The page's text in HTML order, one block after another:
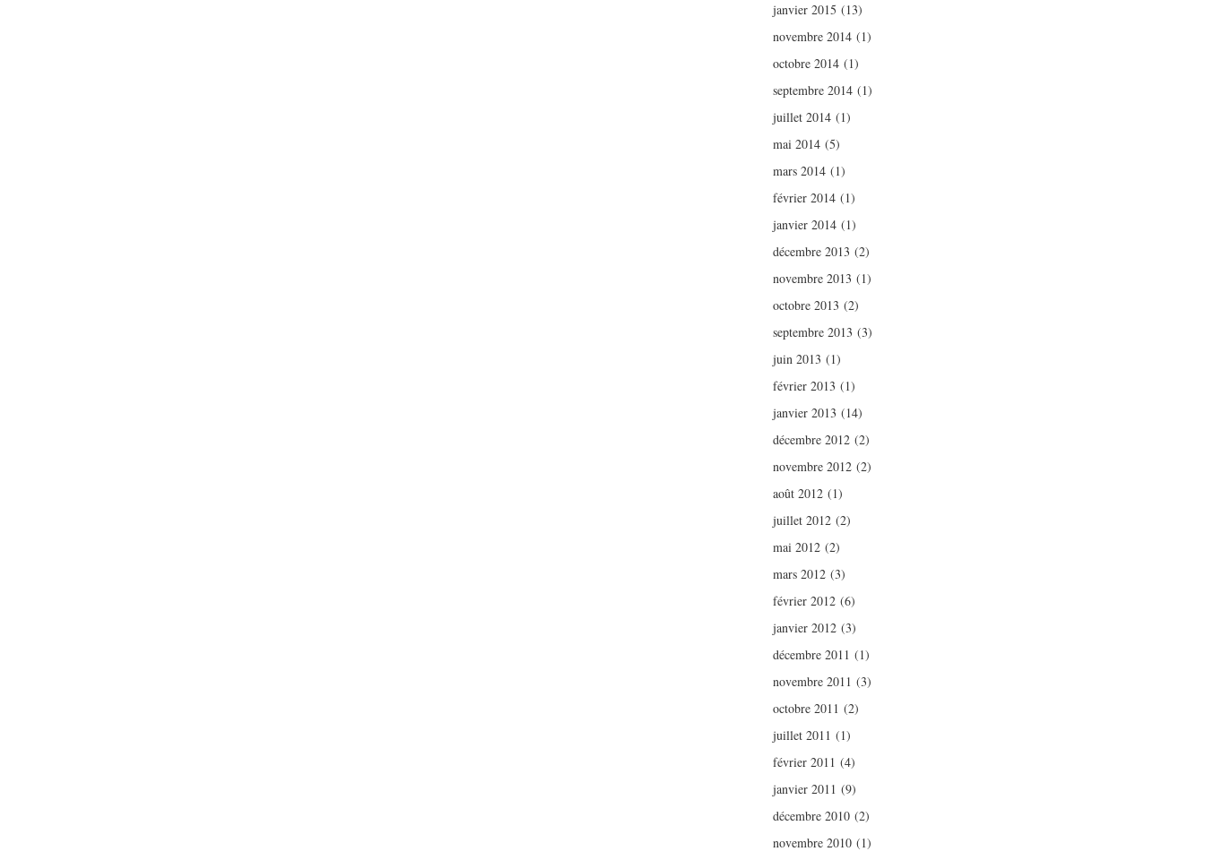
janvier 2015 (13)
novembre 2014 (1)
octobre 2014 (1)
septembre 2014 (1)
juillet 2014 (1)
mai 2014 (5)
mars 2014 (1)
février 2014 (1)
janvier 2014 (1)
décembre 2013 (2)
novembre 2013 (1)
octobre 2013 (2)
septembre 2013 (3)
juin 2013 (1)
février 2013 (1)
janvier 2013 (14)
décembre 2012 (2)
novembre 2012 (2)
août 2012 (1)
juillet 2012 (2)
mai 2012 (2)
mars 2012 (3)
février 2012 (6)
janvier 2012 (3)
décembre 2011 (1)
novembre 2011 (3)
octobre 2011 (2)
juillet 2011 (1)
février 2011 (4)
janvier 2011 (9)
décembre 2010 (2)
novembre 2010 (1)